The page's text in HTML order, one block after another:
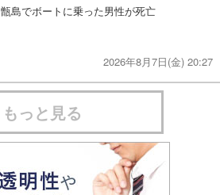
甑島でボートに乗った男性が死亡
2026年8月7日(金) 20:27
もっと見る